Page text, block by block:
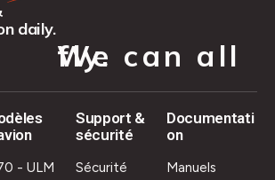
daily.
We can all fly.
- ULM
Support &
sécurité
Sécurité
Documentati
on
Manuels